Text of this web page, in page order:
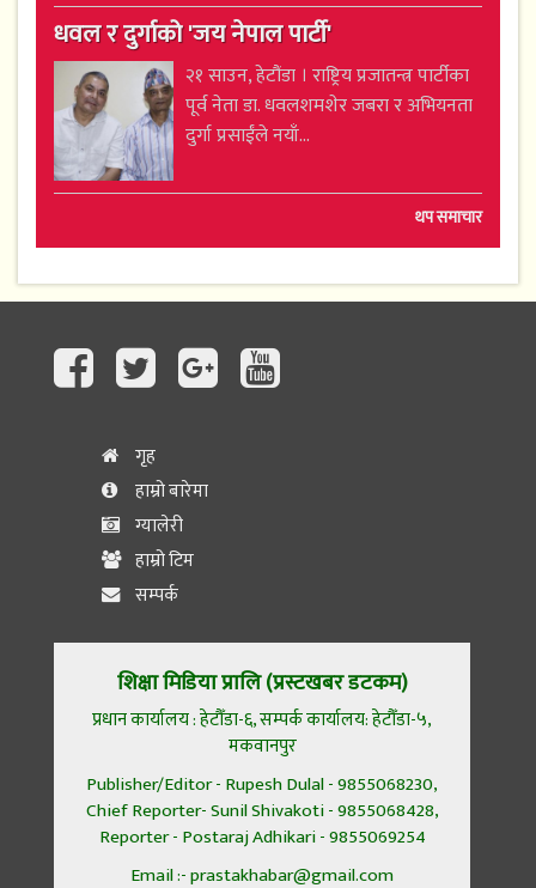
धवल र दुर्गाको 'जय नेपाल पार्टी'
२१ साउन, हेटौंडा । राष्ट्रिय प्रजातन्त्र पार्टीका
पूर्व नेता डा. धवलशमशेर जबरा र अभियनता
दुर्गा प्रसाईंले नयाँ...
थप समाचार
गृह
हाम्रो बारेमा
ग्यालेरी
हाम्रो टिम
सम्पर्क
शिक्षा मिडिया प्रालि (प्रस्टखबर डटकम)
प्रधान कार्यालय : हेटौँडा-६, सम्पर्क कार्यालय: हेटौँडा-५,
मकवानपुर
Publisher/Editor - Rupesh Dulal - 9855068230,
Chief Reporter- Sunil Shivakoti - 9855068428,
Reporter - Postaraj Adhikari - 9855069254
Email :- prastakhabar@gmail.com